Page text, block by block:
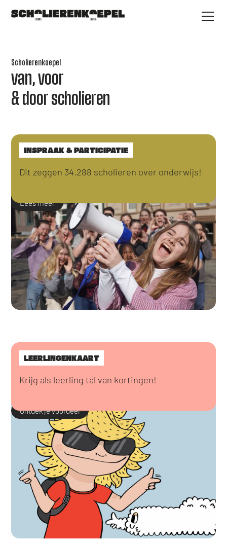
Scholierenkoepel
van, voor
& door scholieren
INSPRAAK & PARTICIPATIE
Dit zeggen 34.288 scholieren over onderwijs!
Lees meer
LEERLINGENKAART
Krijg als leerling tal van kortingen!
Ontdek je voordeel